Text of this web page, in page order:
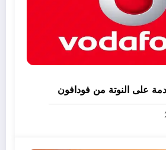
على النوتة من فودافون